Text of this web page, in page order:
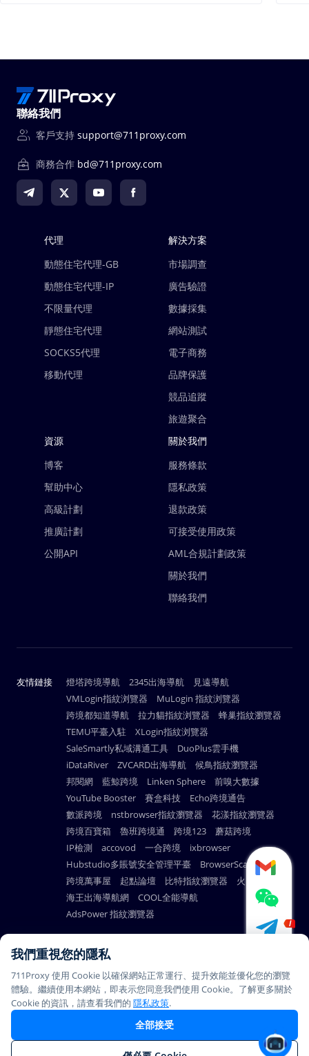
聯絡我們
客戶支持 support@711proxy.com
商務合作 bd@711proxy.com
代理
動態住宅代理-GB
動態住宅代理-IP
不限量代理
靜態住宅代理
SOCKS5代理
移動代理
解決方案
市場調查
廣告驗證
數據採集
網站測試
電子商務
品牌保護
競品追蹤
旅遊聚合
資源
博客
幫助中心
高級計劃
推廣計劃
公開API
關於我們
服務條款
隱私政策
退款政策
可接受使用政策
AML合規計劃政策
關於我們
聯絡我們
友情鏈接 燈塔跨境導航 2345出海導航
見遠導航
VMLogin指紋浏覽器
MuLogin 指紋浏覽器
跨境都知道導航
拉力貓指紋浏覽器
蜂巢指紋瀏覽器
TEMU平臺入駐
XLogin指紋浏覽器
SaleSmartly私域溝通工具
DuoPlus雲手機
iDataRiver
ZVCARD出海導航
候鳥指紋瀏覽器
邦閱網
藍鯨跨境 Linken Sphere
前嗅大數據
YouTube Booster
賽盒科技
Echo跨境通告
數派跨境
nstbrowser指紋瀏覽器
花漾指紋瀏覽器
跨境百寶箱
魯班跨境通 跨境123
蘑菇跨境
IP檢測
accovod 一合跨境
ixbrowser
Hubstudio多賬號安全管理平臺
BrowserScan
跨境萬事屋
起點論壇 比特指紋瀏覽器
火雲瀏覽器
海王出海導航網
COOL全能導航
AdsPower 指紋瀏覽器
© Copyright 2026
711Proxy.com. All rights
reserved.
PAYMENT
METHODS
本站所有代理服務产品均不支持在中國大陸使用，感謝您的理解与
我們重視您的隱私
711Proxy 使用 Cookie 以確保網站正常運行、提升效能並優化您的瀏覽
體驗。繼續使用本網站，即表示您同意我們使用 Cookie。了解更多關於
Cookie 的資訊，請查看我們的 隱私政策.
全部接受